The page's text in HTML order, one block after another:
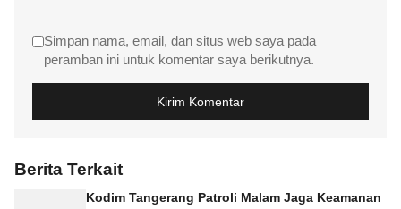
Simpan nama, email, dan situs web saya pada
peramban ini untuk komentar saya berikutnya.
Berita Terkait
Kodim Tangerang Patroli Malam Jaga Keamanan